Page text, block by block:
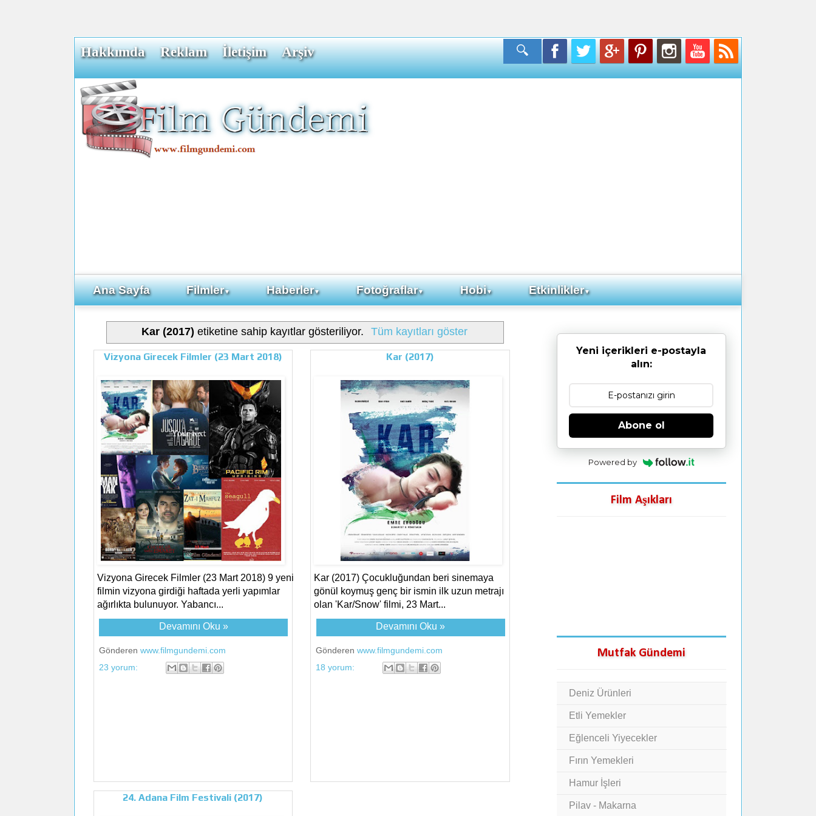
Hakkımda Reklam İletişim Arşiv
Ana Sayfa Filmler▼ Haberler▼ Fotoğraflar▼ Hobi▼ Etkinlikler▼
Kar (2017) etiketine sahip kayıtlar gösteriliyor. Tüm kayıtları göster
Vizyona Girecek Filmler (23 Mart 2018)
Vizyona Girecek Filmler (23 Mart 2018) 9 yeni
filmin vizyona girdiği haftada yerli yapımlar
ağırlıkta bulunuyor. Yabancı...
Devamını Oku »
Gönderen www.filmgundemi.com
23 yorum:
Kar (2017)
Kar (2017) Çocukluğundan beri sinemaya
gönül koymuş genç bir ismin ilk uzun metrajı
olan 'Kar/Snow' filmi, 23 Mart...
Devamını Oku »
Gönderenwww.filmgundemi.com
18 yorum:
24. Adana Film Festivali (2017)
Yeni içerikleri e-postayla
alın:
Abone ol
Powered by
Film Aşıkları
Mutfak Gündemi
Deniz Ürünleri
Etli Yemekler
Eğlenceli Yiyecekler
Fırın Yemekleri
Hamur İşleri
Pilav - Makarna